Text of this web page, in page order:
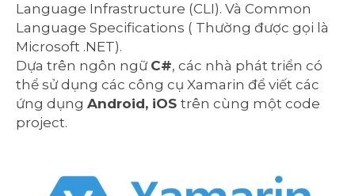
Language Infrastructure (CLI). Và Common
Language Specifications ( Thường được gọi là
Microsoft .NET).
Dựa trên ngôn ngữ C#, các nhà phát triển có
thể sử dụng các công cụ Xamarin để viết các
ứng dụng Android, iOS trên cùng một code
project.